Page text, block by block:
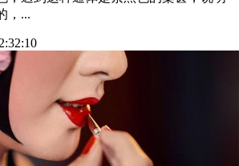
，...